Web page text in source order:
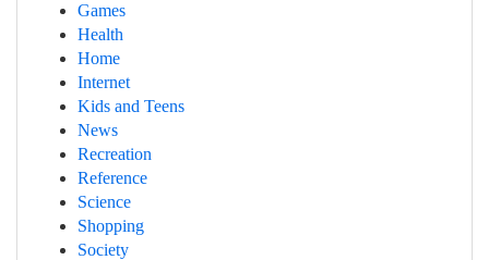
Games
Health
Home
Internet
Kids and Teens
News
Recreation
Reference
Science
Shopping
Society